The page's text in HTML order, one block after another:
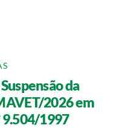
da
2026 em
9.504/1997